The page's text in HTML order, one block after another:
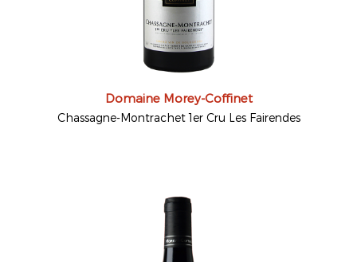
Domaine Morey-Coffinet
Chassagne-Montrachet 1er Cru Les Fairendes